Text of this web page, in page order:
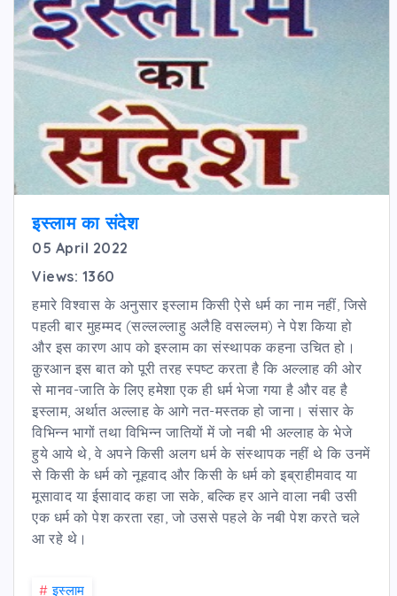
इस्लाम का संदेश
05 April 2022
Views: 1360
हमारे विश्वास के अनुसार इस्लाम किसी ऐसे धर्म का नाम नहीं, जिसे
पहली बार मुहम्मद (सल्लल्लाहु अलैहि वसल्लम) ने पेश किया हो
और इस कारण आप को इस्लाम का संस्थापक कहना उचित हो।
क़ुरआन इस बात को पूरी तरह स्पष्ट करता है कि अल्लाह की ओर
से मानव-जाति के लिए हमेशा एक ही धर्म भेजा गया है और वह है
इस्लाम, अर्थात अल्लाह के आगे नत-मस्तक हो जाना। संसार के
विभिन्न भागों तथा विभिन्न जातियों में जो नबी भी अल्लाह के भेजे
हुये आये थे, वे अपने किसी अलग धर्म के संस्थापक नहीं थे कि उनमें
से किसी के धर्म को नूहवाद और किसी के धर्म को इब्राहीमवाद या
मूसावाद या ईसावाद कहा जा सके, बल्कि हर आने वाला नबी उसी
एक धर्म को पेश करता रहा, जो उससे पहले के नबी पेश करते चले
आ रहे थे।
# इस्लाम